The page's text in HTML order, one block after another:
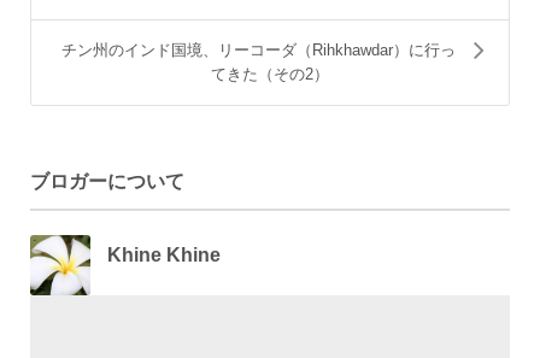
チン州のインド国境、リーコーダ（Rihkhawdar）に行っ
てきた（その2）
ブロガーについて
Khine Khine